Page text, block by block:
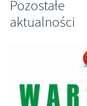
Pozostałe
aktualności